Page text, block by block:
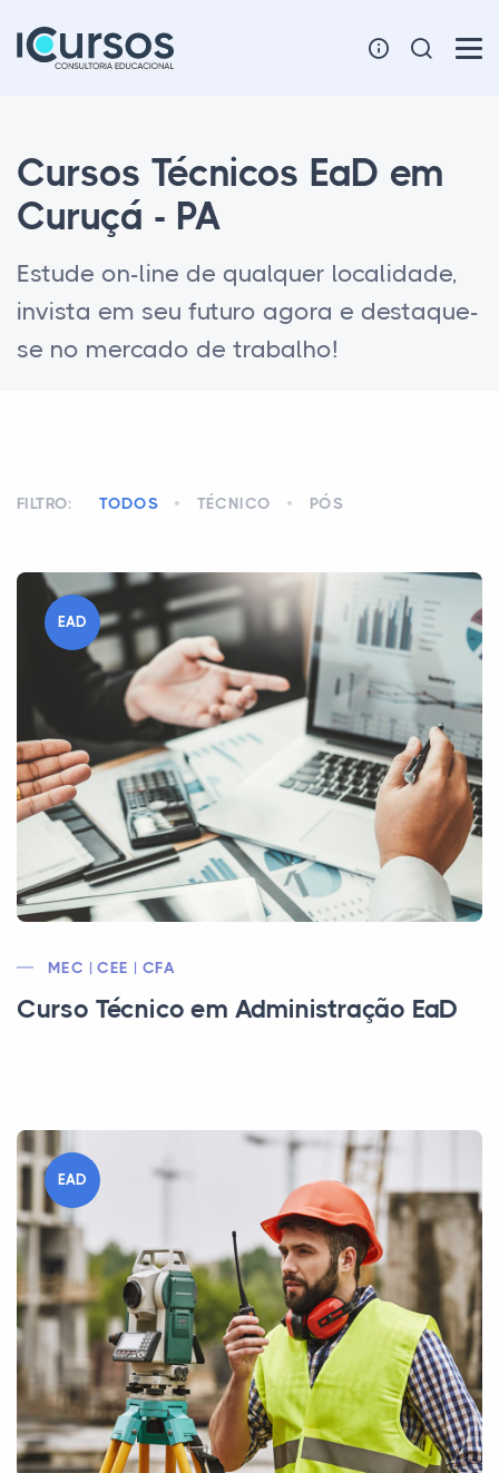
Cursos Técnicos EaD em
Curuçá - PA
Estude on-line de qualquer localidade,
invista em seu futuro agora e destaque-
se no mercado de trabalho!
FILTRO: TODOS TÉCNICO PÓS
EAD
MEC | CEE | CFA
Curso Técnico em Administração EaD
EAD